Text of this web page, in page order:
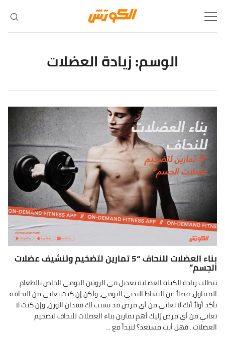
الوسم:زيادة العضلات
بناء العضلات للنحاف “5 تمارين لتضخيم وتنشيف عضلات
الجسم”
تتطلب زيادة الكتلة العضلية تعديل في الروتين اليومي الخاص بالطعام
المتناول، فضلاً عن النشاط البدني اليومي، ولكن إن كنت تعاني من النحافة
تأكد أولاً أنك لا تعاني من أي مرض قد يسبب لك فقدان الوزن، وإن كنت لا
تعاني من أي مرض إليك أهم تمارين بناء العضلات للنحاف لتضخيم
العضلات.. فهل أنت مستعد؟ لنبدأ مع ...